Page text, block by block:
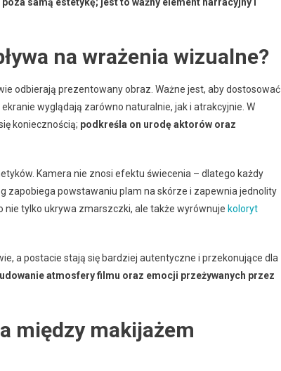
na wrażenia wizualne?
odbierają prezentowany obraz. Ważne jest, aby dostosować
wyglądają zarówno naturalnie, jak i atrakcyjnie. W
koniecznością; podkreśla on urodę aktorów oraz
Kamera nie znosi efektu świecenia – dlatego każdy
zapobiega powstawaniu plam na skórze i zapewnia jednolity
nie tylko ukrywa zmarszczki, ale także wyrównuje koloryt
a postacie stają się bardziej autentyczne i przekonujące dla
atmosfery filmu oraz emocji przeżywanych przez
między makijażem